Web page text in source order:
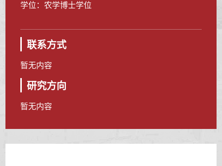
学位：农学博士学位
联系方式
暂无内容
研究方向
暂无内容